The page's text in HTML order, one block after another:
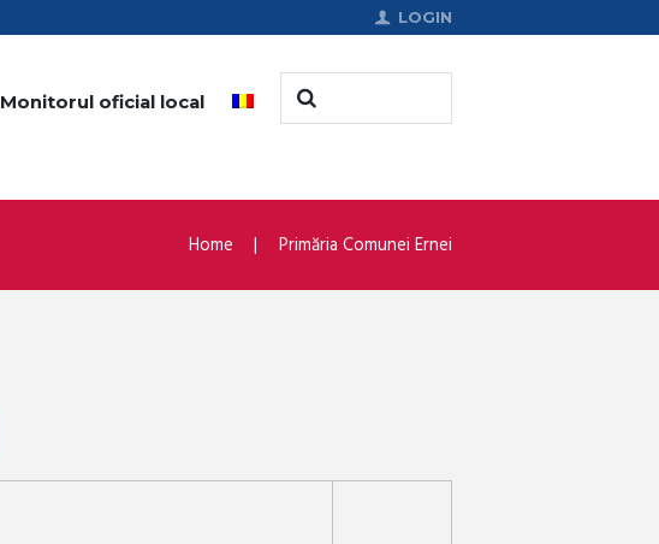
LOGIN
Monitorul oficial local
Home Primăria Comunei Ernei